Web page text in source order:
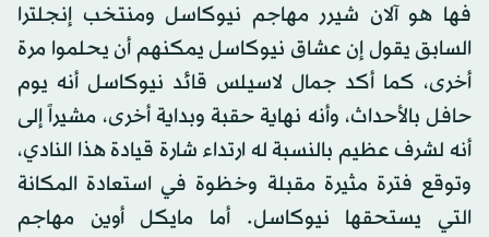
فها هو آلان شيرر مهاجم نيوكاسل ومنتخب إنجلترا
السابق يقول إن عشاق نيوكاسل يمكنهم أن يحلموا مرة
أخرى، كما أكد جمال لاسيلس قائد نيوكاسل أنه يوم
حافل بالأحداث، وأنه نهاية حقبة وبداية أخرى، مشيراً إلى
أنه لشرف عظيم بالنسبة له ارتداء شارة قيادة هذا النادي،
وتوقع فترة مثيرة مقبلة وخظوة في استعادة المكانة
التي يستحقها نيوكاسل. أما مايكل أوين مهاجم